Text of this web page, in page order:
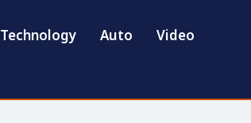
Technology Auto Video